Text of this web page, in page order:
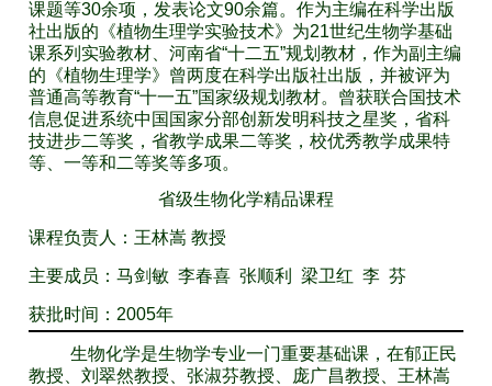
课题等30余项，发表论文90余篇。作为主编在科学出版
社出版的《植物生理学实验技术》为21世纪生物学基础
课系列实验教材、河南省“十二五”规划教材，作为副主编
的《植物生理学》曾两度在科学出版社出版，并被评为
普通高等教育“十一五”国家级规划教材。曾获联合国技术
信息促进系统中国国家分部创新发明科技之星奖，省科
技进步二等奖，省教学成果二等奖，校优秀教学成果特
等、一等和二等奖等多项。
省级生物化学精品课程
课程负责人：王林嵩 教授
主要成员：马剑敏 李春喜 张顺利 梁卫红 李 芬
获批时间：2005年
生物化学是生物学专业一门重要基础课，在郁正民
教授、刘翠然教授、张淑芬教授、庞广昌教授、王林嵩